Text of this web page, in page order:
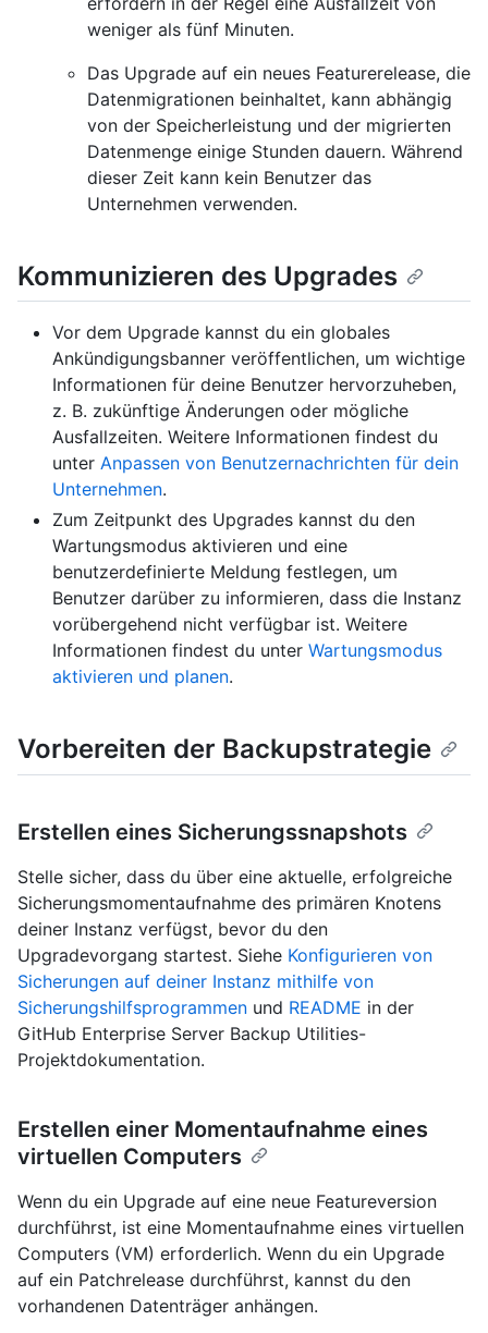
weniger als fünf Minuten.
Das Upgrade auf ein neues Featurerelease, die
Datenmigrationen beinhaltet, kann abhängig
von der Speicherleistung und der migrierten
Datenmenge einige Stunden dauern. Während
dieser Zeit kann kein Benutzer das
Unternehmen verwenden.
Kommunizieren des Upgrades
Vor dem Upgrade kannst du ein globales
Ankündigungsbanner veröffentlichen, um wichtige
Informationen für deine Benutzer hervorzuheben,
z. B. zukünftige Änderungen oder mögliche
Ausfallzeiten. Weitere Informationen findest du
unter Anpassen von Benutzernachrichten für dein
Unternehmen.
Zum Zeitpunkt des Upgrades kannst du den
Wartungsmodus aktivieren und eine
benutzerdefinierte Meldung festlegen, um
Benutzer darüber zu informieren, dass die Instanz
vorübergehend nicht verfügbar ist. Weitere
Informationen findest du unter Wartungsmodus
aktivieren und planen.
Vorbereiten der Backupstrategie
Erstellen eines Sicherungssnapshots
Stelle sicher, dass du über eine aktuelle, erfolgreiche
Sicherungsmomentaufnahme des primären Knotens
deiner Instanz verfügst, bevor du den
Upgradevorgang startest. Siehe Konfigurieren von
Sicherungen auf deiner Instanz mithilfe von
Sicherungshilfsprogrammen und README in der
GitHub Enterprise Server Backup Utilities-
Projektdokumentation.
Erstellen einer Momentaufnahme eines
virtuellen Computers
Wenn du ein Upgrade auf eine neue Featureversion
durchführst, ist eine Momentaufnahme eines virtuellen
Computers (VM) erforderlich. Wenn du ein Upgrade
auf ein Patchrelease durchführst, kannst du den
vorhandenen Datenträger anhängen.